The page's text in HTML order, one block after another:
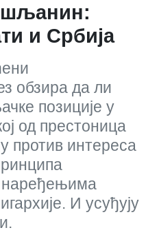
и Србија
обзира да ли
позиције у
од престоница
против интереса
наређењима
И усуђују